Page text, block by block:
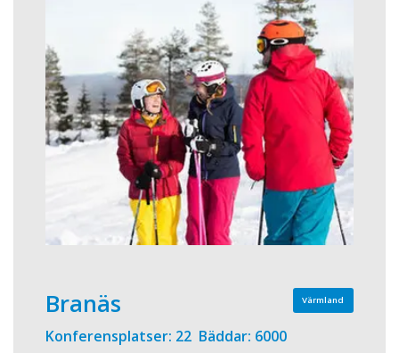
Värmland
Branäs
Konferensplatser: 22 Bäddar: 6000